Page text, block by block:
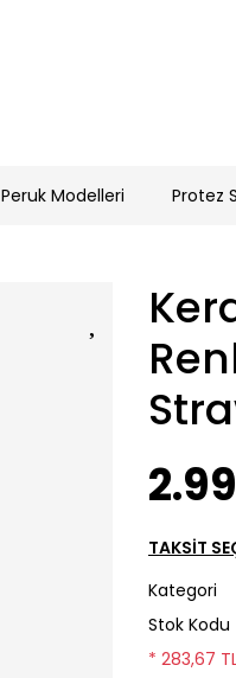
Peruk Modelleri Protez
TAKSİT
Kategori
Stok Kodu
* 283,67